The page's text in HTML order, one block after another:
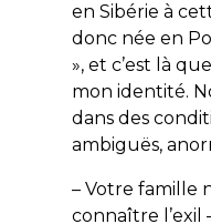
en Sibérie à
donc née en
», et c’est là
mon identité.
dans des
ambiguës,
– Votre famille
connaître l’exil